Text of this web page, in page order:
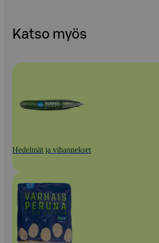
Katso myös
Hedelmät ja vihannekset